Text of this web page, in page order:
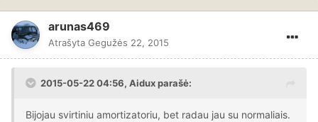
arunas469
Atrašyta Gegužės 22, 2015
2015-05-22 04:56, Aidux parašė:
Bijojau svirtiniu amortizatoriu, bet radau jau su normaliais.